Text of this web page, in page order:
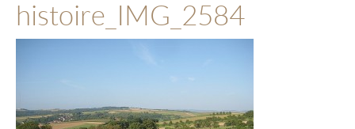
histoire_IMG_2584